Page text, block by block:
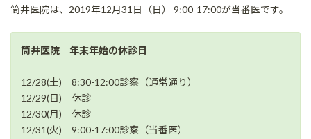
新
:
筒井医院は、 2019年12月31 日（日） 9:00-17:00が当番医です。
筒井医院 年末年始の休診日
12/28(土) 8:30-12:00診察（通常通り）
12/29(日) 休診
12/30(月) 休診
12/31(火) 9:00-17:00診察（当番医）